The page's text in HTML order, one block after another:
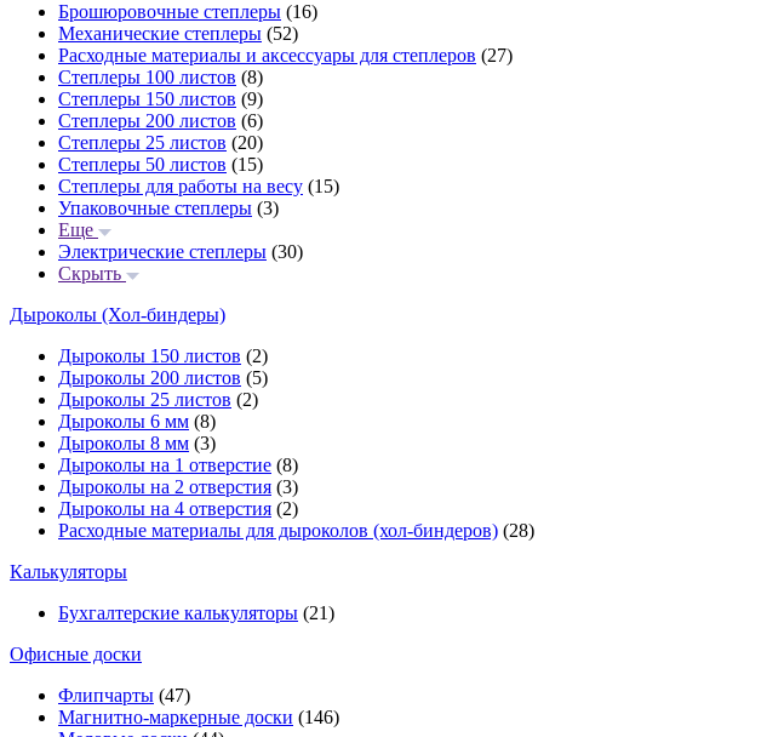
Брошюровочные степлеры (16)
Механические степлеры (52)
Расходные материалы и аксессуары для степлеров (27)
Степлеры 100 листов (8)
Степлеры 150 листов (9)
Степлеры 200 листов (6)
Степлеры 25 листов (20)
Степлеры 50 листов (15)
Степлеры для работы на весу (15)
Упаковочные степлеры (3)
Еще
Электрические степлеры (30)
Скрыть
Дыроколы (Хол-биндеры)
Дыроколы 150 листов (2)
Дыроколы 200 листов (5)
Дыроколы 25 листов (2)
Дыроколы 6 мм (8)
Дыроколы 8 мм (3)
Дыроколы на 1 отверстие (8)
Дыроколы на 2 отверстия (3)
Дыроколы на 4 отверстия (2)
Расходные материалы для дыроколов (хол-биндеров) (28)
Калькуляторы
Бухгалтерские калькуляторы (21)
Офисные доски
Флипчарты (47)
Магнитно-маркерные доски (146)